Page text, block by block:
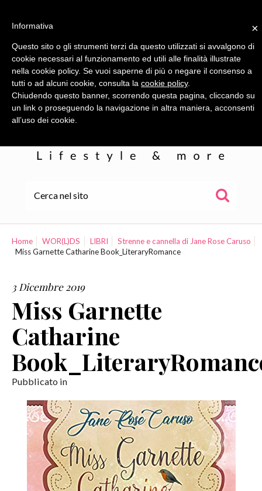
WOR(L)DS
COLLABORAZIONI
CONTATTI
Home WOR(L)DS LIBRI
Strenne e cannella di Jane Rose Caruso
Miss Garnette Catharine Book_LiteraryRomance
3 Dicembre 2019
Miss Garnette
Catharine
Pubblicato in
×
Informativa
Questo sito o gli strumenti terzi da questo utilizzati si avvalgono di
cookie necessari al funzionamento ed utili alle finalità illustrate
nella cookie policy. Se vuoi saperne di più o negare il consenso a
tutti o ad alcuni cookie, consulta la cookie policy.
Chiudendo questo banner, scorrendo questa pagina, cliccando su
un link o proseguendo la navigazione in altra maniera, acconsenti
all’uso dei cookie.